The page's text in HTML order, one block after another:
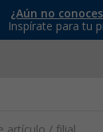
¿Aún no
Inspírate para tu